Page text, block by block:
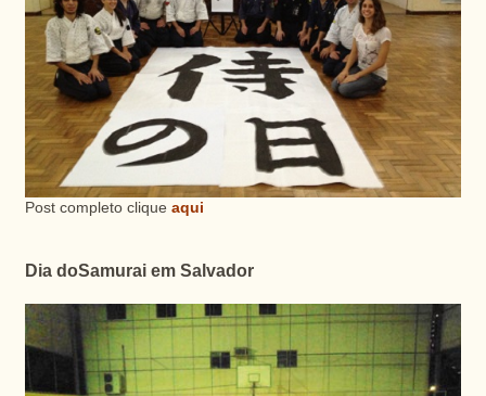
Post completo clique aqui
Dia doSamurai em Salvador